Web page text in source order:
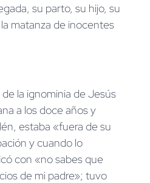
su parto, su hijo, su
matanza de inocentes
la ignominia de Jesús
a los doce años y
estaba «fuera de su
y cuando lo
con «no sabes que
de mi padre»; tuvo